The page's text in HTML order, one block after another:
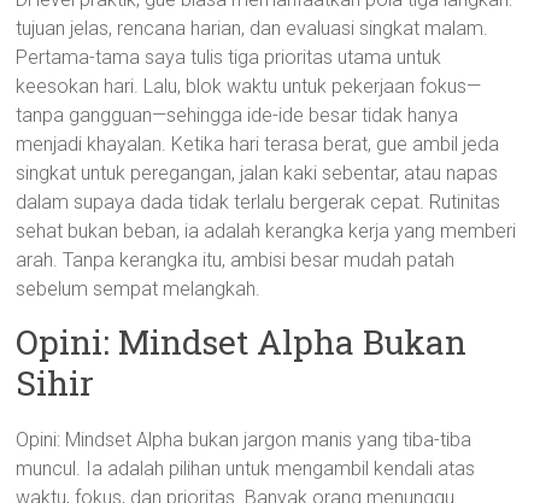
tujuan jelas, rencana harian, dan evaluasi singkat malam.
Pertama-tama saya tulis tiga prioritas utama untuk
keesokan hari. Lalu, blok waktu untuk pekerjaan fokus—
tanpa gangguan—sehingga ide-ide besar tidak hanya
menjadi khayalan. Ketika hari terasa berat, gue ambil jeda
singkat untuk peregangan, jalan kaki sebentar, atau napas
dalam supaya dada tidak terlalu bergerak cepat. Rutinitas
sehat bukan beban, ia adalah kerangka kerja yang memberi
arah. Tanpa kerangka itu, ambisi besar mudah patah
sebelum sempat melangkah.
Opini: Mindset Alpha Bukan
Sihir
Opini: Mindset Alpha bukan jargon manis yang tiba-tiba
muncul. Ia adalah pilihan untuk mengambil kendali atas
waktu, fokus, dan prioritas. Banyak orang menunggu